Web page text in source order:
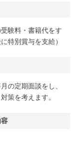
験料・書籍代をす
特別賞与を支給）
の定期面談をし、
策を考えます。